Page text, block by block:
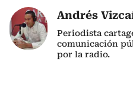
Andrés
Periodista
comunicación
por la radio.